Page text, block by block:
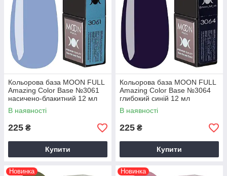
Кольорова база MOON FULL
Amazing Color Base №3061
насичено-блакитний 12 мл
В наявності
225 ₴
Купити
Кольорова база MOON FULL
Amazing Color Base №3064
глибокий синій 12 мл
В наявності
225 ₴
Купити
Новинка Новинка